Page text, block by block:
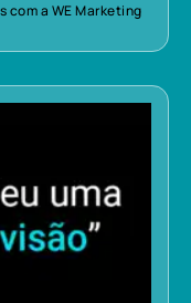
com a WE Marketing